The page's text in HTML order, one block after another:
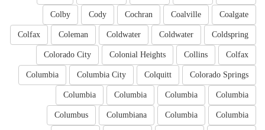
Coalgate
Coalville
Cochran
Cody
Colby
Coldspring
Coldwater
Coldwater
Coleman
Colfax
Colfax
Collins
Colonial Heights
Colorado City
Colorado Springs
Colquitt
Columbia City
Columbia
Columbia
Columbia
Columbia
Columbia
Columbia
Columbia
Columbiana
Columbus